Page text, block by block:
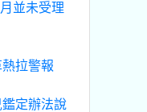
並未受理
拉警報
定辦法說